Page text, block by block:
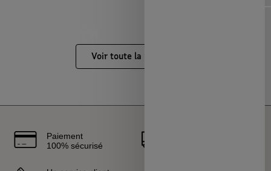
Voir toute la boutique
Paiement
100% sécurisé